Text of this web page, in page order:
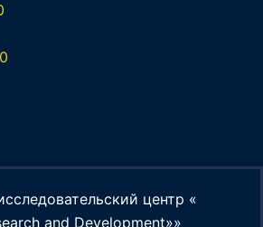
центр «
and Development»»